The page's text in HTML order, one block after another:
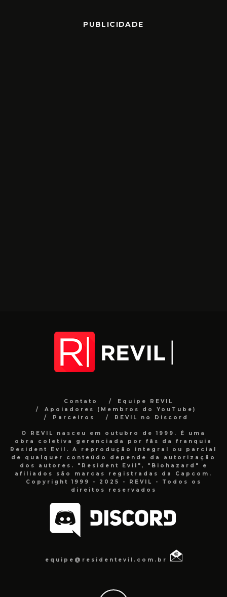
PUBLICIDADE
Contato
Equipe REVIL
Apoiadores (Membros do YouTube)
Parceiros
REVIL no Discord
O REVIL nasceu em outubro de 1999. É uma
obra coletiva gerenciada por fãs da franquia
Resident Evil. A reprodução integral ou parcial
de qualquer conteúdo depende da autorização
dos autores. "Resident Evil", "Biohazard" e
afiliados são marcas registradas da Capcom.
Copyright 1999 - 2025 - REVIL - Todos os
direitos reservados
equipe@residentevil.com.br